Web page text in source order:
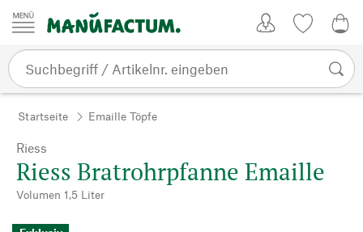
Zum Inhalt springen
Startseite Emaille Töpfe
Riess
Riess Bratrohrpfanne Emaille
Volumen 1,5 Liter